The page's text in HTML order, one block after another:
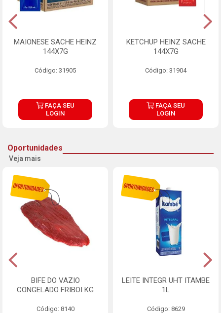
MAIONESE SACHE HEINZ
144X7G
Código: 31905
FAÇA SEU
LOGIN
KETCHUP HEINZ SACHE
144X7G
Código: 31904
FAÇA SEU
LOGIN
Oportunidades
Veja mais
BIFE DO VAZIO
CONGELADO FRIBOI KG
Código: 8140
LEITE INTEGR UHT ITAMBE
1L
Código: 8629